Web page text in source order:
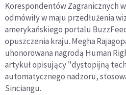
Korespondentów Zagranicznych w
odmówiły w maju przedłużenia
amerykańskiego portalu
opuszczenia kraju. Megha
uhonorowana nagrodą Human
artykuł opisujący "dystopijną
automatycznego nadzoru,
Sinciangu.